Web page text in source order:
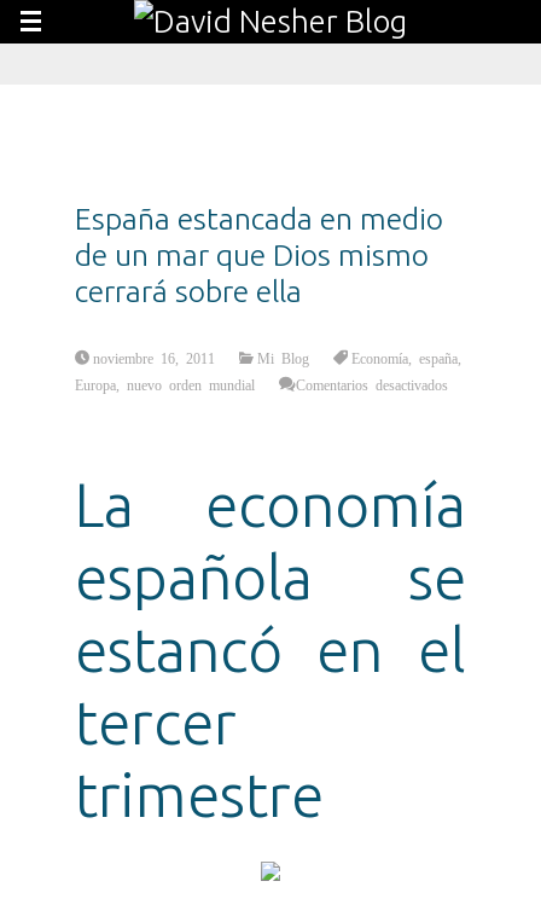
España estancada en medio
de un mar que Dios mismo
cerrará sobre ella
noviembre 16, 2011 Mi Blog Economía ,españa
Europa ,nuevo orden mundial
Comentarios desactivados
que
cerrará
sobre
ella
La economía
española se
estancó en el
tercer
trimestre